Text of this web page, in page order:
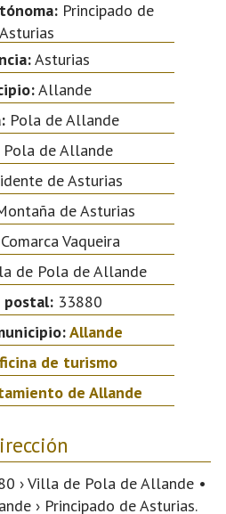
Principado de
Asturias
Asturias
Allande
Pola de Allande
Pola de Allande
de Asturias
de Asturias
Vaqueira
de Pola de Allande
postal:33880
Allande
de turismo
de Allande
› Villa de Pola de Allande •
› Principado de Asturias.